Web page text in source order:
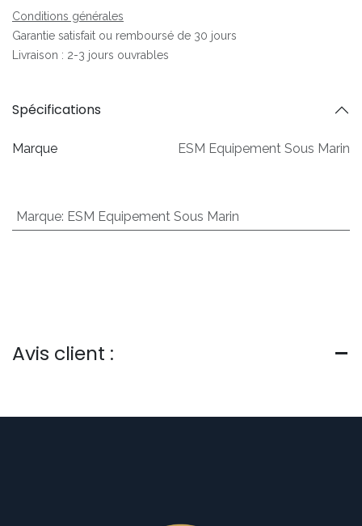
Conditions générales
Garantie satisfait ou remboursé de 30 jours
Livraison : 2-3 jours ouvrables
Spécifications
Marque ESM Equipement Sous Marin
Marque: ESM Equipement Sous Marin
Avis client :